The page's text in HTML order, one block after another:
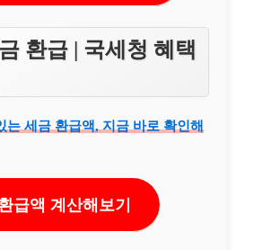
환급 | 국세청 혜택
는 세금 환급액, 지금 바로 확인해
급액 계산해보기